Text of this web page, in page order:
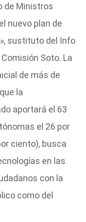
de Ministros
nuevo plan de
sustituto del Info
Soto. La
de más de
la
aportará el 63
el 26 por
ciento), busca
en las
con la
como del